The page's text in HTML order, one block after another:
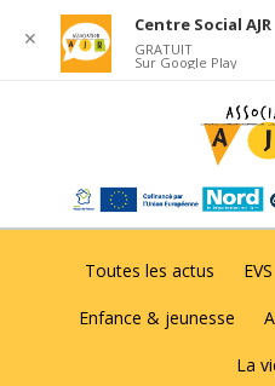
Toutes les actus EVS
Enfance & jeunesse
La
✕
Centre Social AJR
GRATUIT
Sur Google Play